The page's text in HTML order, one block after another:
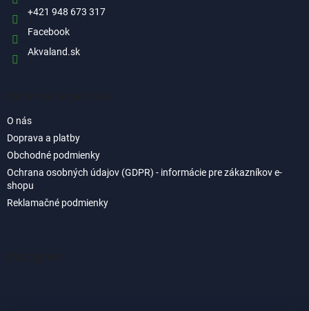
+421 948 673 317
Facebook
Akvaland.sk
O nás
Doprava a platby
Obchodné podmienky
Ochrana osobných údajov (GDPR) - informácie pre zákazníkov e-
shopu
Reklamačné podmienky